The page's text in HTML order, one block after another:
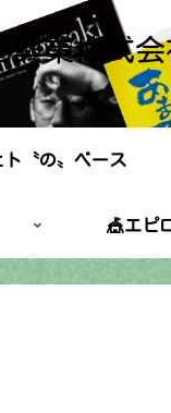
興業株式
ト〝の〟ベース
🎪エピ